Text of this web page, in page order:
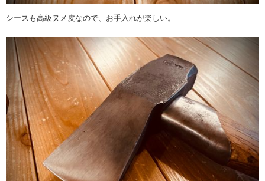
シースも高級ヌメ皮なので、お手入れが楽しい。